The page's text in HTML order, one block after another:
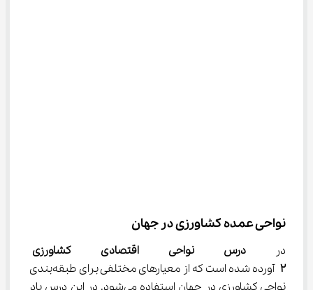
نواحی عمده کشاورزی در جهان
در درس
نواحی اقتصادی
۲
آورده شده است که از معیارهای مختلفی برای طبقه‌بندی